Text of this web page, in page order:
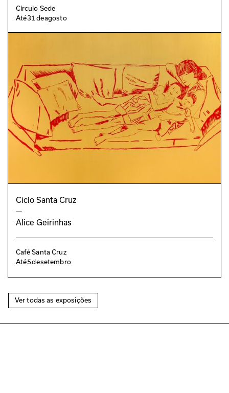
Círculo Sede
Até31deagosto
Ciclo Santa Cruz
—
Alice Geirinhas
Café Santa Cruz
Até5desetembro
Ver todas as exposições